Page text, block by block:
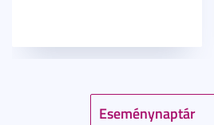
Eseménynaptár